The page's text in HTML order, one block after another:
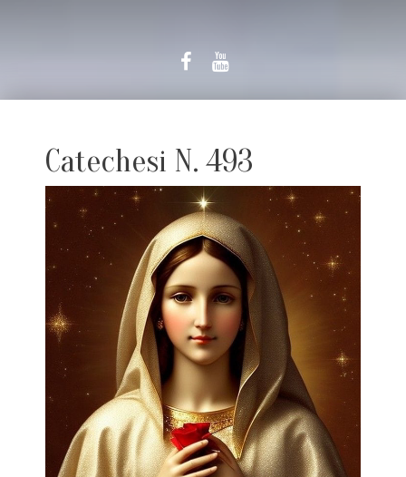
Catechesi N. 493